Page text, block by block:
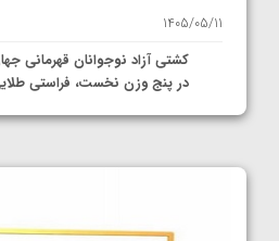
1405/05/11
کشتی آزاد نوجوانان قهرمانی
در پنج وزن نخست، فراستی
1405/05/11